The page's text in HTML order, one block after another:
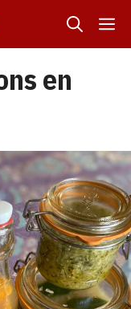
en